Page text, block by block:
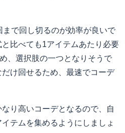
で回し切るのが効率が良いで
比べても1アイテムあたり必要
、選択肢の一つとなりそうで
け回せるため、最速でコーデ
り高いコーデとなるので、自
テムを集めるようにしましょ